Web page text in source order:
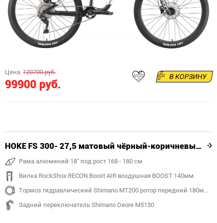
Цена 120700 руб.
99900 руб.
В КОРЗИНУ
HOKE FS 300- 27,5 матовый чёрный-коричневый 18"
Рама алюминий 18" под рост 168 - 180 см
Вилка RockShox RECON Boost AIR воздушная BOOST 140мм
Тормоз гидравлический Shimano MT200 ротор передний 180мм, задний 180 мм
Задний переключатель Shimano Deore M5130